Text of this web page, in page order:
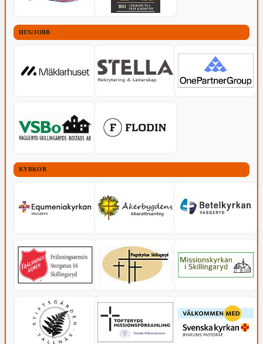
HUS/JOBB
KYRKOR